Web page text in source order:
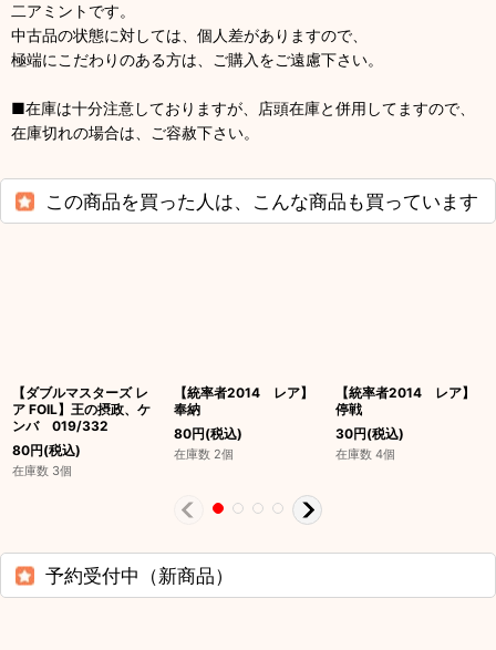
二アミントです。
中古品の状態に対しては、個人差がありますので、
極端にこだわりのある方は、ご購入をご遠慮下さい。
■在庫は十分注意しておりますが、店頭在庫と併用してますので、
在庫切れの場合は、ご容赦下さい。
この商品を買った人は、こんな商品も買っています
【ダブルマスターズ レ
ア FOIL】王の摂政、ケ
ンバ 019/332
80円(税込)
在庫数 3個
【統率者2014 レア】
奉納
80円(税込)
在庫数 2個
【統率者2014 レア】
停戦
30円(税込)
在庫数 4個
予約受付中（新商品）